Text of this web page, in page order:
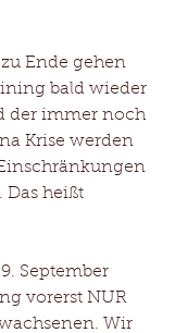
Ende gehen
bald wieder
der immer noch
Krise werden
Das heißt
September
vorerst NUR
Wir